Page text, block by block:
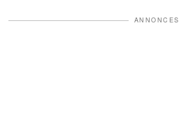
ANNONCES